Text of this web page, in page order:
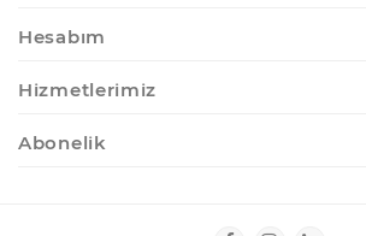
Hesabım
Hizmetlerimiz
Abonelik